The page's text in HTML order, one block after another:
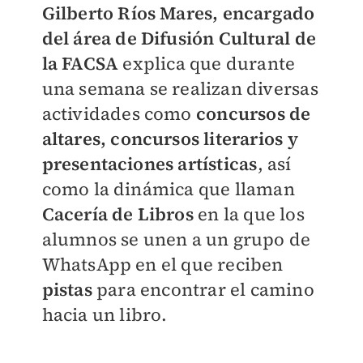
Gilberto Ríos Mares, encargado
del área de Difusión Cultural de
la FACSA explica que durante
una semana se realizan diversas
actividades como concursos de
altares, concursos literarios y
presentaciones artísticas, así
como la dinámica que llaman
Cacería de Librosen la que los
alumnos se unen a un grupo de
WhatsApp en el que reciben
pistaspara encontrar el camino
hacia un libro.